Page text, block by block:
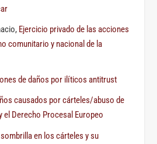
Ejercicio privado de las acciones
comunitario y nacional de la
de daños por ilíticos antitrust
causados por cárteles/abuso de
el Derecho Procesal Europeo
en los cárteles y su